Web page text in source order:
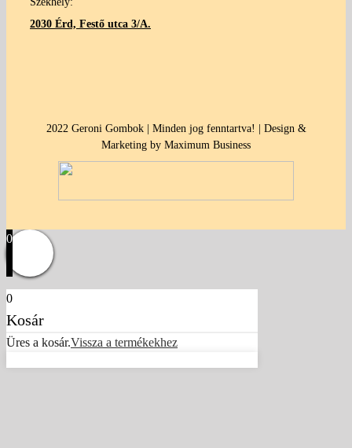
2030 Érd, Festő utca 3/A.
2022 Geroni Gombok | Minden jog fenntartva! | Design &
Marketing by Maximum Business
0
0
Kosár
Üres a kosár.Vissza a termékekhez